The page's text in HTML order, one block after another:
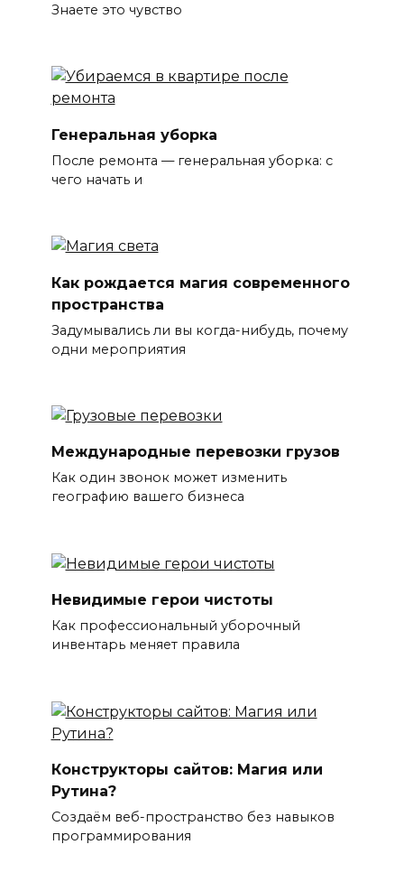
Знаете это чувство
Генеральная уборка
После ремонта — генеральная уборка: с
чего начать и
Как рождается магия современного
пространства
Задумывались ли вы когда-нибудь, почему
одни мероприятия
Международные перевозки грузов
Как один звонок может изменить
географию вашего бизнеса
Невидимые герои чистоты
Как профессиональный уборочный
инвентарь меняет правила
Конструкторы сайтов: Магия или
Рутина?
Создаём веб-пространство без навыков
программирования